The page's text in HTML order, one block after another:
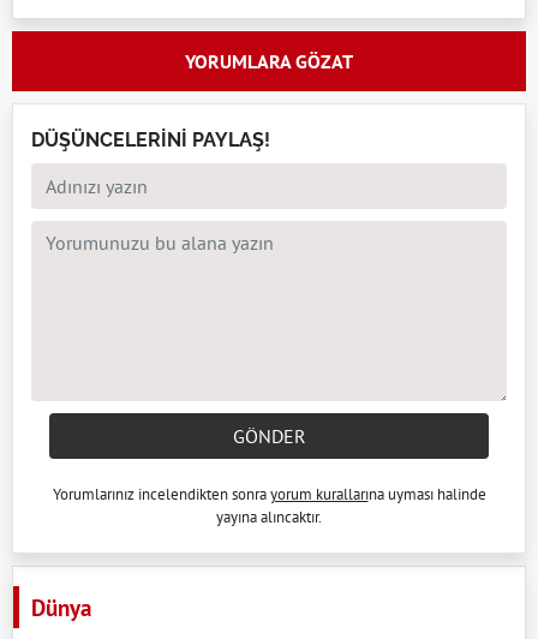
YORUMLARA GÖZAT
DÜŞÜNCELERİNİ PAYLAŞ!
GÖNDER
Yorumlarınız incelendikten sonrayorum kurallarına uyması halinde
yayına alıncaktır.
Dünya